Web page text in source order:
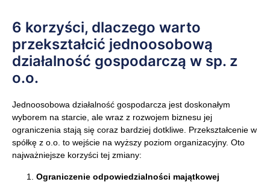
6 korzyści, dlaczego warto
przekształcić jednoosobową
działalność gospodarczą w sp. z
o.o.
Jednoosobowa działalność gospodarcza jest doskonałym
wyborem na starcie, ale wraz z rozwojem biznesu jej
ograniczenia stają się coraz bardziej dotkliwe. Przekształcenie w
spółkę z o.o. to wejście na wyższy poziom organizacyjny. Oto
najważniejsze korzyści tej zmiany:
Ograniczenie odpowiedzialności majątkowej